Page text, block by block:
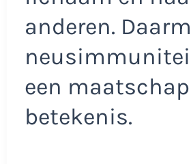
anderen.
een
betekenis.